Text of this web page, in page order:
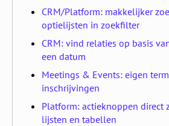
CRM/Platform: makkelijker
optielijsten in zoekfilter
CRM: vind relaties op basis
een datum
Meetings & Events: eigen
inschrijvingen
Platform: actieknoppen direct
lijsten en tabellen